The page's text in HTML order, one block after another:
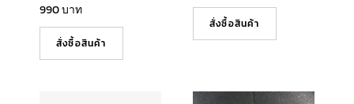
990บาท
สั่งซื้อสินค้า
สั่งซื้อสินค้า